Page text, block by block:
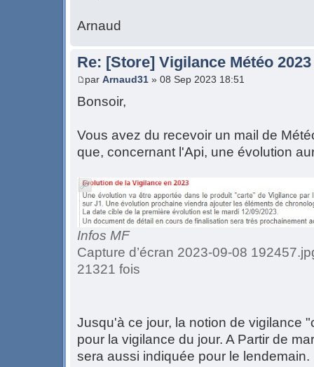
Arnaud
Re: [Store] Vigilance Météo
par Arnaud31 » 08 Sep 2023 18:51
Bonsoir,
Vous avez du recevoir un mail de
que, concernant l'Api, une évolution
Infos MF
Capture d’écran 2023-09-08
21321 fois
Jusqu'à ce jour, la notion de vigilance
pour la vigilance du jour. A Partir de
sera aussi indiquée pour le lendemain.